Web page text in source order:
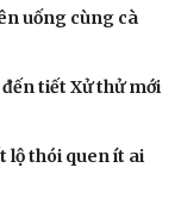
uống cùng cà
tiết Xử thử mới
lộ thói quen ít ai